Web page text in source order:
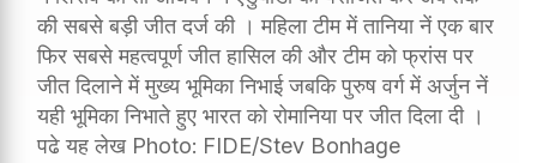
की सबसे बड़ी जीत दर्ज की । महिला टीम में तानिया नें एक बार
फिर सबसे महत्वपूर्ण जीत हासिल की और टीम को फ्रांस पर
जीत दिलाने में मुख्य भूमिका निभाई जबकि पुरुष वर्ग में अर्जुन नें
यही भूमिका निभाते हुए भारत को रोमानिया पर जीत दिला दी ।
पढे यह लेख Photo: FIDE/Stev Bonhage